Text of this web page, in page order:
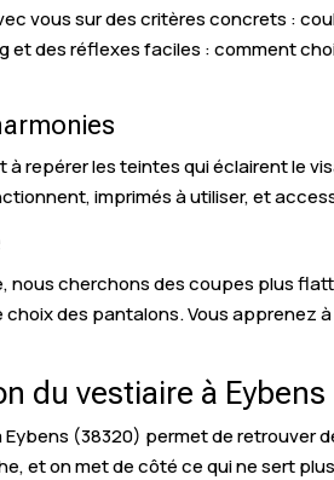
vous sur des critères concrets :
et des réflexes faciles : comment
à repérer les teintes qui éclairent le
imprimés à utiliser, et
nous cherchons des coupes plus
choix des pantalons. Vous apprenez
du vestiaire à
Eybens (38320) permet de retrouver
et on met de côté ce qui ne sert